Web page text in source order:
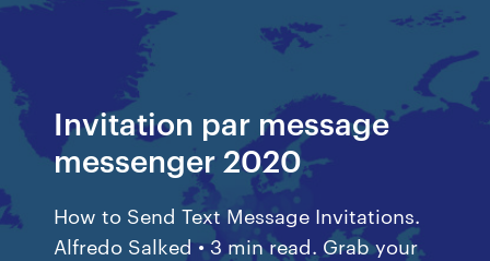
Invitation par message
messenger 2020
How to Send Text Message Invitations.
Alfredo Salked • 3 min read. Grab your